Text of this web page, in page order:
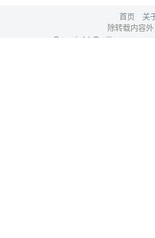
首页
关
除转载内容
Copyright ©